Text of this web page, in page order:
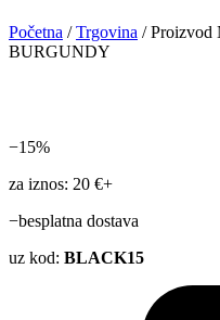
Početna /Trgovina / Proizvod
BURGUNDY
−15%
za iznos: 20 €+
−besplatna dostava
uz kod: BLACK15